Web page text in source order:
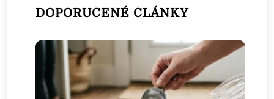
DOPORUČENÉ ČLÁNKY